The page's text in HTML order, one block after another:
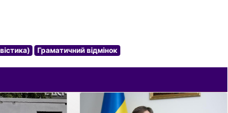
Граматичний відмінок